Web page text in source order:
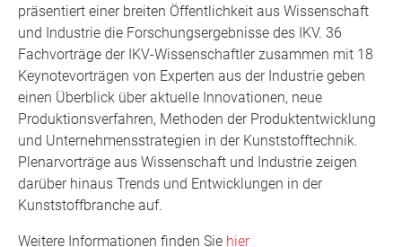
präsentiert einer breiten Öffentlichkeit aus Wissenschaft
und Industrie die Forschungsergebnisse des IKV. 36
Fachvorträge der IKV-Wissenschaftler zusammen mit 18
Keynotevorträgen von Experten aus der Industrie geben
einen Überblick über aktuelle Innovationen, neue
Produktionsverfahren, Methoden der Produktentwicklung
und Unternehmensstrategien in der Kunststofftechnik.
Plenarvorträge aus Wissenschaft und Industrie zeigen
darüber hinaus Trends und Entwicklungen in der
Kunststoffbranche auf.
Weitere Informationen finden Sie hier